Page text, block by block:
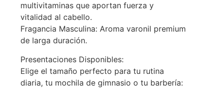
multivitaminas que aportan fuerza y
vitalidad al cabello.
Fragancia Masculina: Aroma varonil premium
de larga duración.
Presentaciones Disponibles:
Elige el tamaño perfecto para tu rutina
diaria, tu mochila de gimnasio o tu barbería: